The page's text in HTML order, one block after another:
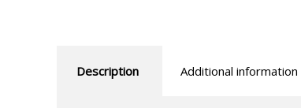
Description Additional information